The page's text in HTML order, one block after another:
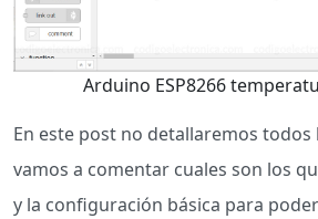
Arduino ESP8266
En este post no detallaremos todos
vamos a comentar cuales son los
y la configuración básica para